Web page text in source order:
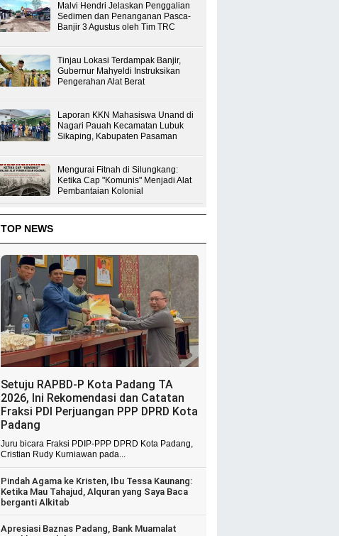
Malvi Hendri Jelaskan Penggalian
Sedimen dan Penanganan Pasca-
Banjir 3 Agustus oleh Tim TRC
Tinjau Lokasi Terdampak Banjir,
Gubernur Mahyeldi Instruksikan
Pengerahan Alat Berat
Laporan KKN Mahasiswa Unand di
Nagari Pauah Kecamatan Lubuk
Sikaping, Kabupaten Pasaman
Mengurai Fitnah di Silungkang:
Ketika Cap "Komunis" Menjadi Alat
Pembantaian Kolonial
TOP NEWS
Setuju RAPBD-P Kota Padang TA
2026, Ini Rekomendasi dan Catatan
Fraksi PDI Perjuangan PPP DPRD Kota
Padang
Juru bicara Fraksi PDIP-PPP DPRD Kota Padang,
Cristian Rudy Kurniawan pada...
Pindah Agama ke Kristen, Ibu Tessa Kaunang:
Ketika Mau Tahajud, Alquran yang Saya Baca
berganti Alkitab
Apresiasi Baznas Padang, Bank Muamalat